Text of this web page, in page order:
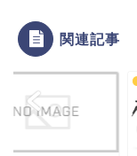
関連記事